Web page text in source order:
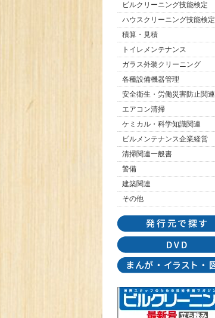
ビルクリーニング技能検定
ハウスクリーニング技能検定
積算・見積
トイレメンテナンス
ガラス外装クリーニング
各種設備機器管理
安全衛生・労働災害防止関連
エアコン清掃
ケミカル・科学知識関連
ビルメンテナンス企業経営
清掃関連一般書
警備
建築関連
その他